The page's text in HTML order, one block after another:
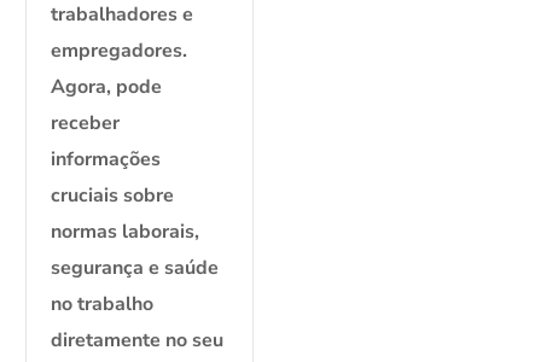
trabalhadores e
empregadores.
Agora, pode
receber
informações
cruciais sobre
normas laborais,
segurança e saúde
no trabalho
diretamente no seu